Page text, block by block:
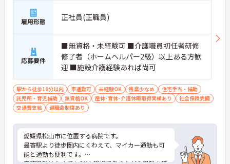
雇用形態 正社員(正職員)
応募要件
■無資格・未経験可 ■介護職員初任者研修
修了者（ホームヘルパー2級）以上ある方歓
迎 ■施設介護経験あれば尚可
駅から徒歩10分以内 車通勤可 未経験OK 残業少なめ
住宅手当・補助
託児所・育児補助
無資格OK 産休･育休･介護休暇取得実績あり
社会保険完備
交通費支給
退職金制度あり
愛媛県松山市に位置する病院です。
最寄駅より徒歩圏内にくわえて、マイカー通勤も可
能と通勤も便利です。